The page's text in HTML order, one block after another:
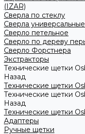
(IZAR)
Сверла по стеклу
Сверла
Сверло петельное
Сверло по дереву
Сверло Форстнера
Экстракторы
Технические щетки
Назад
Технические щетки
Технические щетки
Назад
Технические щетки
Адаптеры
Ручные щетки